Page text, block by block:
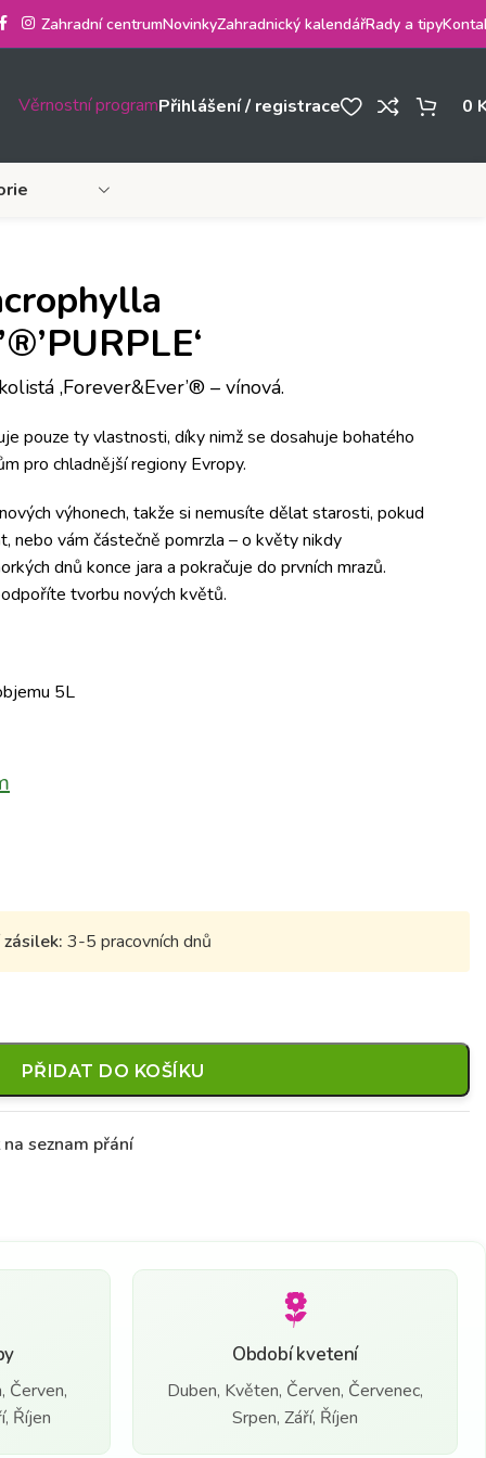
Zahradní centrumNovinkyZahradnický kalendářRady a tipy
Věrnostní programPřihlášení / registrace 0
‚Forever&Ever’® – vínová.
pouze ty vlastnosti, díky nimž se dosahuje bohatého
pro chladnější regiony Evropy.
výhonech, takže si nemusíte dělat starosti, pokud
nebo vám částečně pomrzla – o květy nikdy
dnů konce jara a pokračuje do prvních mrazů.
tvorbu nových květů.
5L
3-5 pracovních dnů
PŘIDAT DO KOŠÍKU
seznam přání
Červen,
Říjen
Období kvetení
Duben, Květen, Červen, Červenec,
Srpen, Září, Říjen